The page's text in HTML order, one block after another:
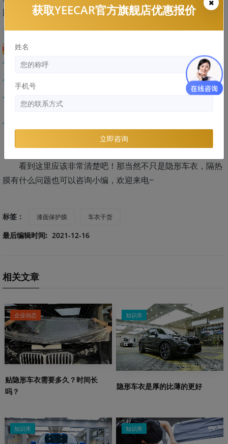
图解：
看到这里应该非常清楚吧！那当然不只是隐形车衣，隔热
膜有什么问题也可以咨询小编，欢迎来电~
标签： 漆面保护膜 车衣干货
最后编辑时间: 2021-12-16
相关文章
企业动态
贴隐形车衣需要多久？时间长
吗？
知识库
隐形车衣是厚的比薄的更好
知识库 知识库
获取YEECAR官方旗舰店优惠报价
姓名
手机号
立即咨询